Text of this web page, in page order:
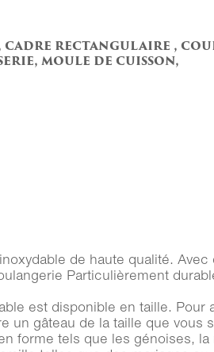
cadre rectangulaire ,
moule de cuisson,
de haute qualité.
Particulièrement
est disponible en taille.
un gâteau de la taille que vous
forme tels que les génoises,